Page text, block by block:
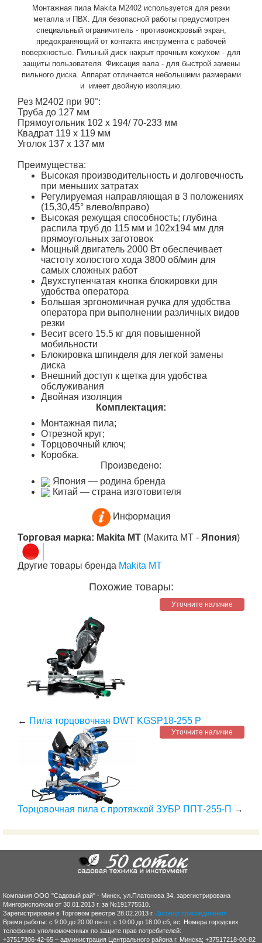
Монтажная пила Makita M2402 используется для резки
металла и ПВХ. Для безопасной работы предусмотрен
специальный ограничитель - противоискровый экран,
предохраняющий от контакта инструмента с рабочей
поверхностью. Пильный диск накрыт прочным кожухом - для
защиты пользователя. Фиксация вала - для быстрой замены
пильного диска. Аппарат отличается небольшими размерами
и имеет двойную изоляцию.
Рез M2402 при 90°:
Труба до 127 мм
Прямоугольник 102 x 194/ 70-233 мм
Квадрат 119 х 119 мм
Уголок 137 х 137 мм
Преимущества:
Высокая производительность и долговечность
при меньших затратах
Регулируемая направляющая в 3 положениях
(15,30,45° влево/вправо)
Высокая режущая способность; глубина
распила труб до 115 мм и 102х194 мм для
прямоугольных заготовок
Мощный двигатель 2000 Вт обеспечивает
частоту холостого хода 3800 об/мин для
самых сложных работ
Двухступенчатая кнопка блокировки для
удобства оператора
Большая эргономичная ручка для удобства
оператора при выполнении различных видов
резки
Весит всего 15.5 кг для повышенной
мобильности
Блокировка шпинделя для легкой замены
диска
Внешний доступ к щетка для удобства
обслуживания
Двойная изоляция
Комплектация:
Монтажная пила;
Отрезной круг;
Торцовочный ключ;
Коробка.
Произведено:
Япония — родина бренда
Китай — страна изготовителя
Информация
Торговая марка: Makita MT (Макита МТ - Япония)
Другие товары бренда Makita MT
Похожие товары:
Уточните наличие
← Пила торцовочная DWT KGSP18-255 P
Уточните наличие
Торцовочная пила с протяжкой ЗУБР ППТ-255-П →
Компания ООО "Садовый рай" - Минск, ул.Платонова 34, зарегистрирована
Мингорисполком от 30.01.2013 г. за №191775510.
Зарегистрирован в Торговом реестре 28.02.2013 г. Договор присоединения
Время работы: с 9:00 до 20:00 пн-пт, с 10:00 до 18:00 сб, вс. Номера городских
телефонов уполномоченных по защите прав потребителей:
+37517306-42-65 – администрация Центрального района г. Минска; +37517218-00-82